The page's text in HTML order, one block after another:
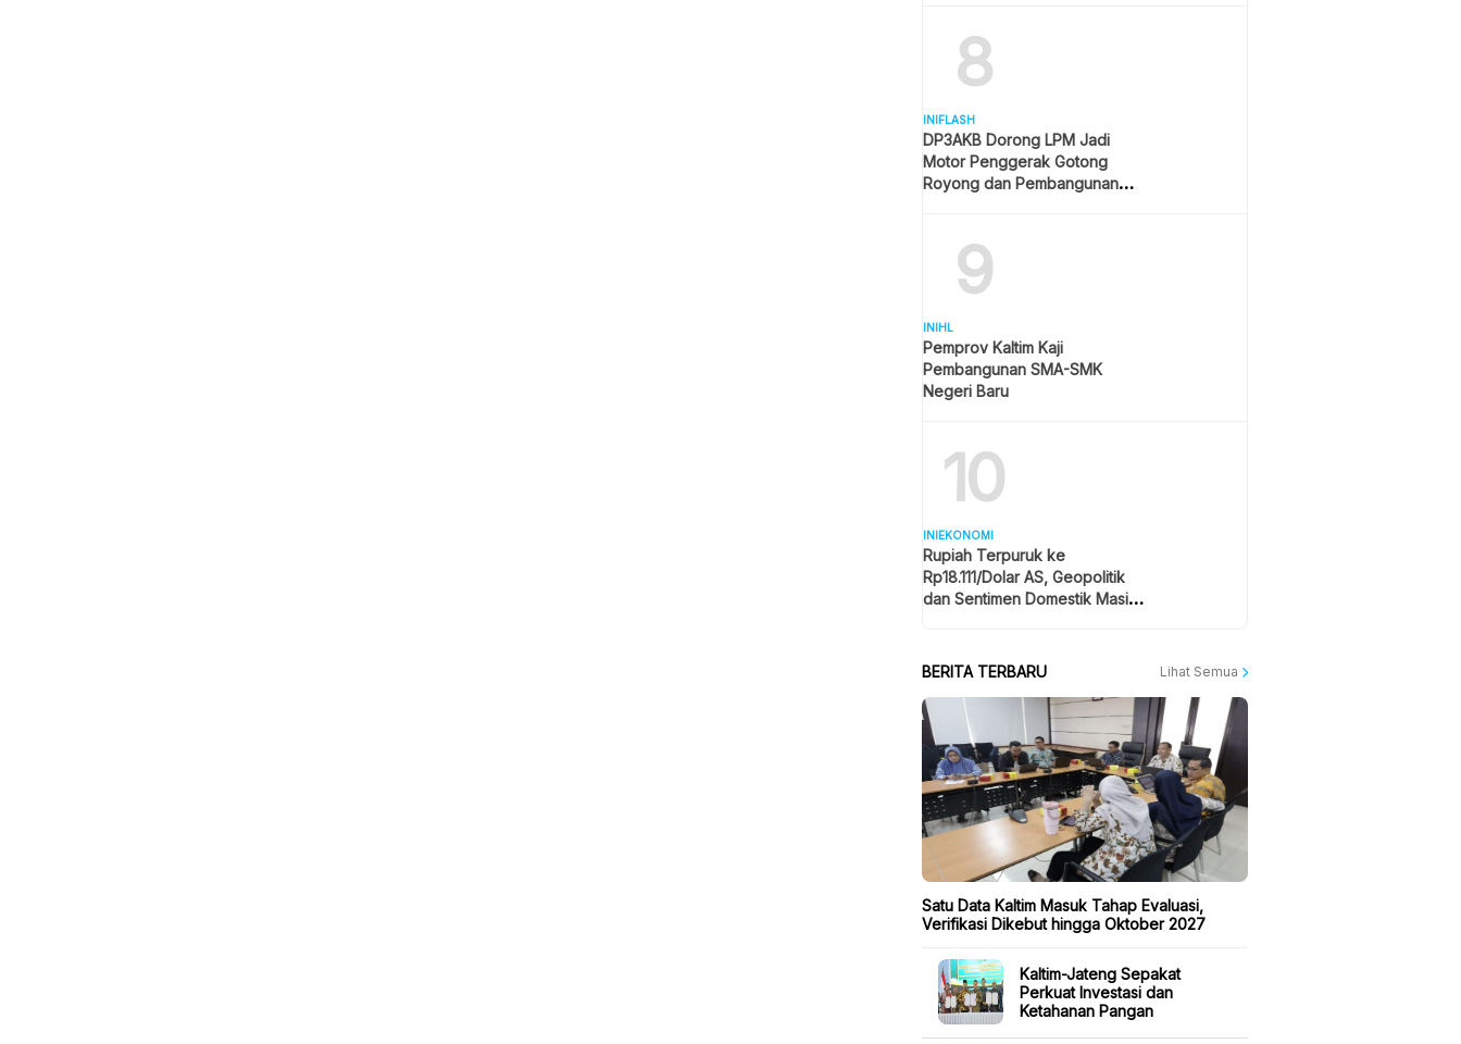
8
INIFLASH
DP3AKB Dorong LPM Jadi
Motor Penggerak Gotong
Royong dan Pembangunan
9
INIHL
Pemprov Kaltim Kaji
Pembangunan SMA-SMK
Negeri Baru
10
INIEKONOMI
Rupiah Terpuruk ke
Rp18.111/Dolar AS, Geopolitik
dan Sentimen Domestik Masih
BERITA TERBARU Lihat Semua
Satu Data Kaltim Masuk Tahap Evaluasi,
Verifikasi Dikebut hingga Oktober 2027
Kaltim-Jateng Sepakat
Perkuat Investasi dan
Ketahanan Pangan